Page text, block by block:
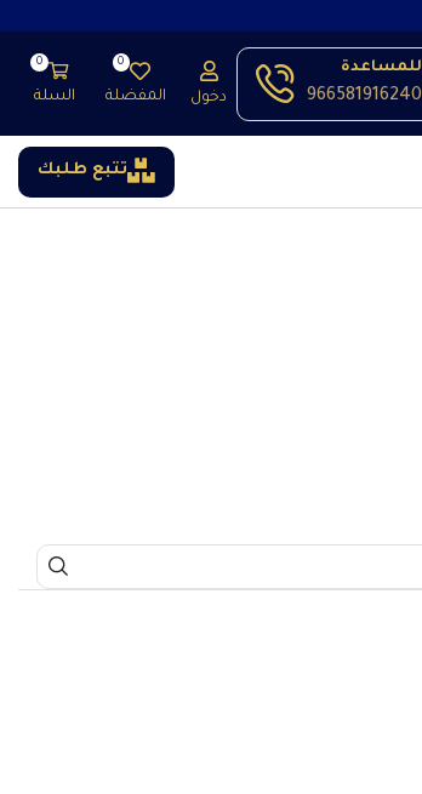
للمساعدة
966581916240 دخول
0
المفضلة
0
السلة
تتبع طلبك